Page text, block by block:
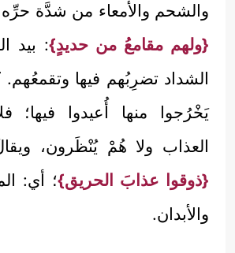
والشحم والأمعاء من شدَّة
{ولهم مقامعُ من حديدٍ}: بيد
الشداد تضرِبُهم فيها وتقمعُهم.
يَخْرُجوا منها أُعيدوا فيها؛
العذاب ولا هُمْ يُنْظَرون،
{ذوقوا عذابَ الحريق}؛ أي:
والأبدان.